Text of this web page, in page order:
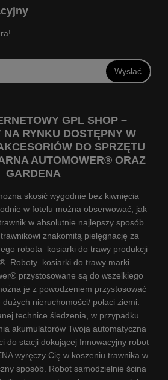
Wysłać
GPL SHOP –
RYNKU DOSTĘPNY W
DO SPRZĘTU
AUTOMOWER® ORAZ
GARDENA
skosić wygodnie bez kiwnięcia
w fotelu można obserwować, jak
w absolutnie najlepszy sposób.
znakomitą pielęgnację za
robota–kosiarki do trawy produkcji
Roboty–kosiarki do trawy marki
przystosowane są do wszelkiego
je z powodzeniem przystosować
nieruchomości/ połaci ziemi.
technice śledzenia, w przypadku
akumulatorów Twoja automatyczna
do stacji dokującej Innowacyjny robot
wyręczy Cię w koszeniu trawnika w
sposób. Robot samodzielnie ścina